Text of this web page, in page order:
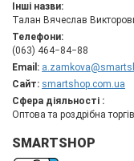
Інші назви:
Талан Вячеслав
Телефони:
(063) 464−84−88
Email:
Сайт: smartshop.com.ua
Сфера діяльності :
Оптова та роздрібна
SMARTSHOP